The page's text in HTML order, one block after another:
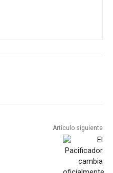
Artículo siguiente